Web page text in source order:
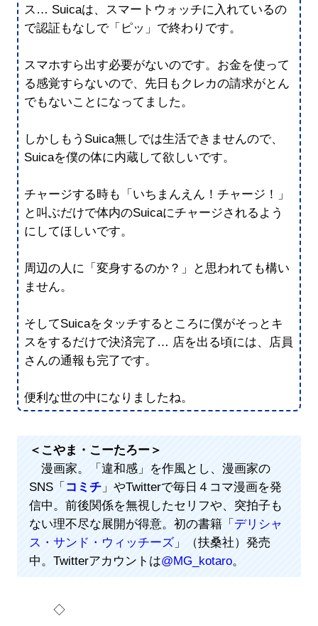
ス… Suicaは、スマートウォッチに入れているの
で認証もなしで「ピッ」で終わりです。
スマホすら出す必要がないのです。お金を使って
る感覚すらないので、先日もクレカの請求がとん
でもないことになってました。
しかしもうSuica無しでは生活できませんので、
Suicaを僕の体に内蔵して欲しいです。
チャージする時も「いちまんえん！チャージ！」
と叫ぶだけで体内のSuicaにチャージされるよう
にしてほしいです。
周辺の人に「変身するのか？」と思われても構い
ません。
そしてSuicaをタッチするところに僕がそっとキ
スをするだけで決済完了… 店を出る頃には、店員
さんの通報も完了です。
便利な世の中になりましたね。
＜こやま・こーたろー＞
漫画家。「違和感」を作風とし、漫画家の
SNS「 コミチ」やTwitterで毎日４コマ漫画を発
信中。前後関係を無視したセリフや、突拍子も
ない理不尽な展開が得意。初の書籍「 デリシャ
ス・サンド・ウィッチーズ」（扶桑社）発売
中。Twitterアカウントは@MG_kotaro。
◇